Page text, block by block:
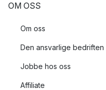
OM OSS
Om oss
Den ansvarlige bedriften
Jobbe hos oss
Affiliate